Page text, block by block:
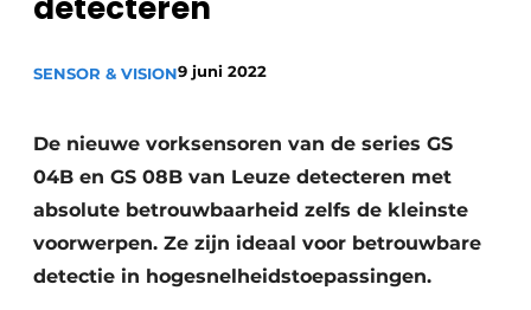
Privacy / Cookie statement
Vacature aanmelden
Video’s
SENSOR & VISION9 juni 2022
De nieuwe vorksensoren van de series GS
04B en GS 08B van Leuze detecteren met
absolute betrouwbaarheid zelfs de kleinste
voorwerpen. Ze zijn ideaal voor betrouwbare
detectie in hogesnelheidstoepassingen.